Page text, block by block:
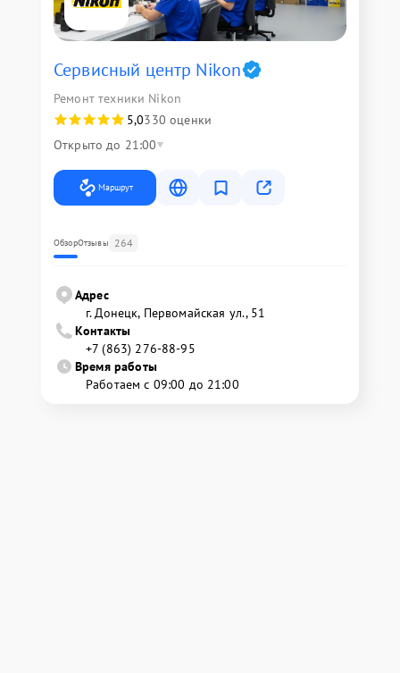
Сервисный центр Nikon
Ремонт техники Nikon
5,0330 оценки
Открыто до 21:00
Маршрут
ОбзорОтзывы 264
Адрес
г. Донецк, Первомайская ул., 51
Контакты
+7 (863) 276-88-95
Время работы
Работаем с 09:00 до 21:00